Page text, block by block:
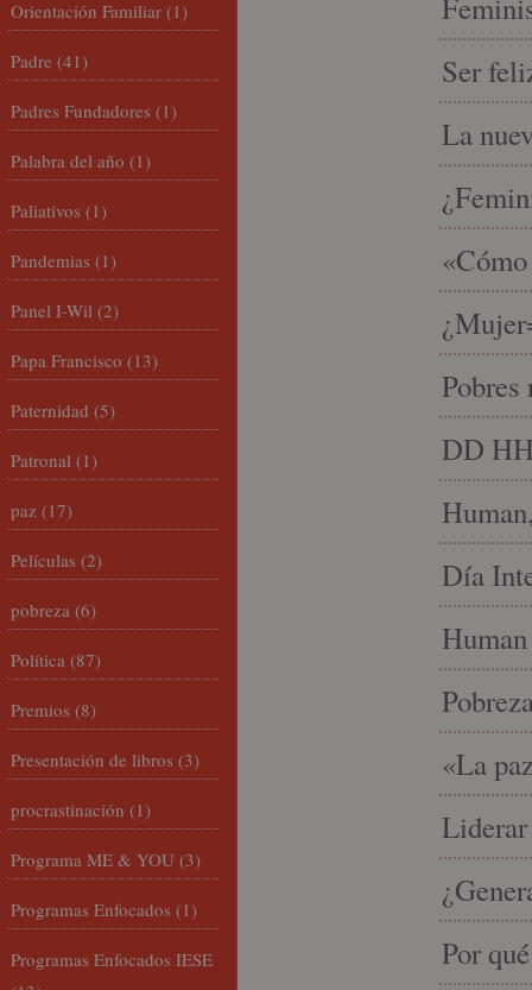
Ser
La
DD
Día
«La
Liderar
Por
Orientación Familiar (1)
Padre (41)
Padres Fundadores (1)
Palabra del año (1)
Paliativos (1)
Pandemias (1)
Panel I-Wil (2)
Papa Francisco (13)
Paternidad (5)
Patronal (1)
paz (17)
Películas (2)
pobreza (6)
Política (87)
Premios (8)
Presentación de libros (3)
procrastinación (1)
Programa ME & YOU (3)
Programas Enfocados (1)
Programas Enfocados IESE